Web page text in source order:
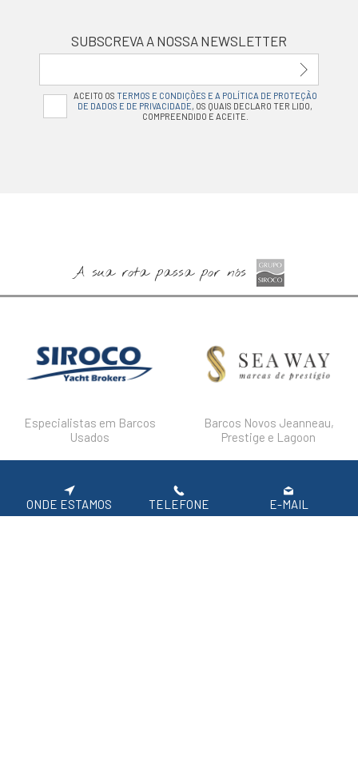
SUBSCREVA A NOSSA NEWSLETTER
ACEITO OS TERMOS E CONDIÇÕES E A POLÍTICA DE PROTEÇÃO
DE DADOS E DE PRIVACIDADE, OS QUAIS DECLARO TER LIDO,
COMPREENDIDO E ACEITE.
A sua rota passa por nós
Especialistas em Barcos
Usados
Barcos Novos Jeanneau,
Prestige e Lagoon
DESTAQUES POLÍTICA DE PRIVACIDADE
ONDE ESTAMOS TELEFONE E-MAIL